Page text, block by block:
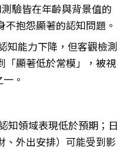
驗皆在年齡與背景值的
抱怨顯著的認知問題。
知能力下降，但客觀檢測
「顯著低於常模」，被視
。
知領域表現低於預期；日
、外出安排）可能受到影